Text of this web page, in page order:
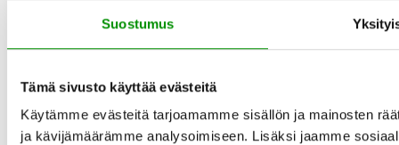
Suostumus
Tämä sivusto käyttää evästeitä
Käytämme evästeitä tarjoamamme sisällön ja mainosten
ja kävijämäärämme analysoimiseen. Lisäksi jaamme